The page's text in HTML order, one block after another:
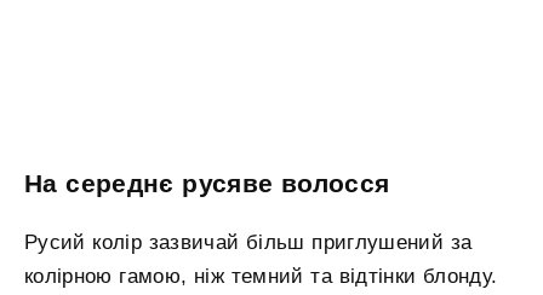
На середнє русяве волосся
Русий колір зазвичай більш приглушений за
колірною гамою, ніж темний та відтінки блонду.